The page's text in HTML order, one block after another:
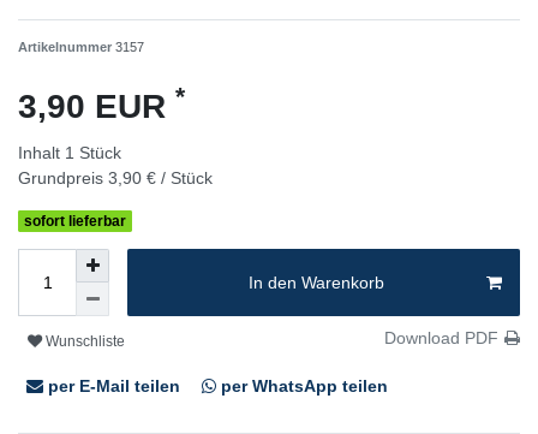
Artikelnummer 3157
3,90 EUR *
Inhalt 1 Stück
Grundpreis 3,90 € / Stück
sofort lieferbar
In den Warenkorb
Wunschliste Download PDF
per E-Mail teilen per WhatsApp teilen